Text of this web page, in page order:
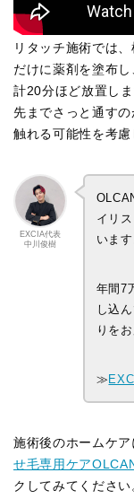
リタッチ施術では
だけに薬剤を塗布
計20分ほど放置し
先までさっと通す
触れる可能性を考慮
EXCIA代表
中川俊樹
イリ
います
年間7
し込
りを
≫
施術後のホームケ
せ毛専用ケア
クしてみてくださ